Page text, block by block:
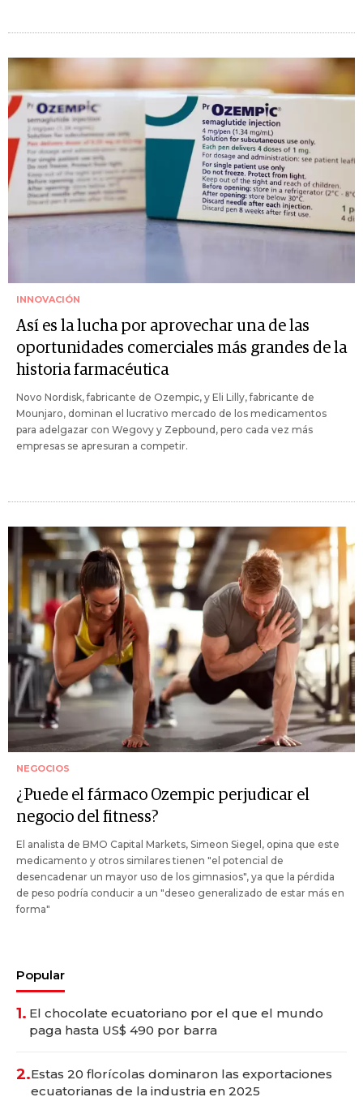
INNOVACIÓN
Así es la lucha por aprovechar una de las
oportunidades comerciales más grandes de la
historia farmacéutica
Novo Nordisk, fabricante de Ozempic, y Eli Lilly, fabricante de
Mounjaro, dominan el lucrativo mercado de los medicamentos
para adelgazar con Wegovy y Zepbound, pero cada vez más
empresas se apresuran a competir.
NEGOCIOS
¿Puede el fármaco Ozempic perjudicar el
negocio del fitness?
El analista de BMO Capital Markets, Simeon Siegel, opina que este
medicamento y otros similares tienen "el potencial de
desencadenar un mayor uso de los gimnasios", ya que la pérdida
de peso podría conducir a un "deseo generalizado de estar más en
forma"
Popular
1. El chocolate ecuatoriano por el que el mundo
paga hasta US$ 490 por barra
2.Estas 20 florícolas dominaron las exportaciones
ecuatorianas de la industria en 2025